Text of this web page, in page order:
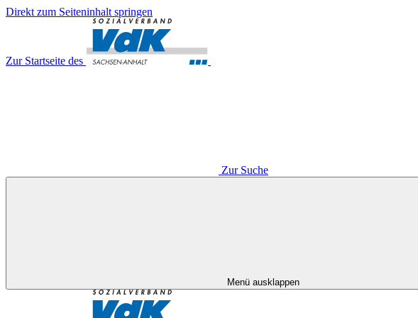
Direkt zum Seiteninhalt springen
Zur Startseite des
Zur Suche
Menü ausklappen